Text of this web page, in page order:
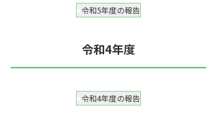
令和5年度の報告
令和4年度
令和4年度の報告